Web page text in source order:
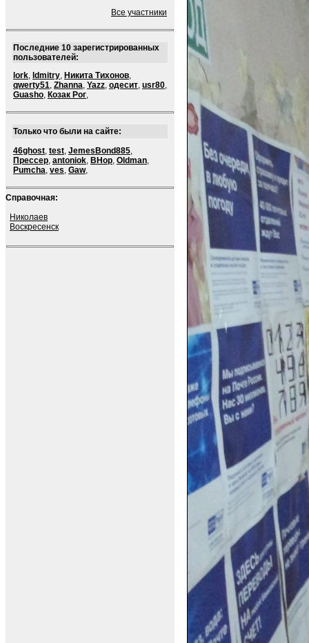
Все участники
Последние 10 зарегистрированных
пользователей:
lork, ldmitry, Никита Тихонов,
qwerty51, Zhanna, Yazz, одесит, usr80,
Guasho, Козак Рог,
Только что были на сайте:
46ghost, test, JemesBond885,
Прессер, antoniok, BHop, Oldman,
Pumcha, ves, Gaw,
Справочная:
Николаев
Воскресенск